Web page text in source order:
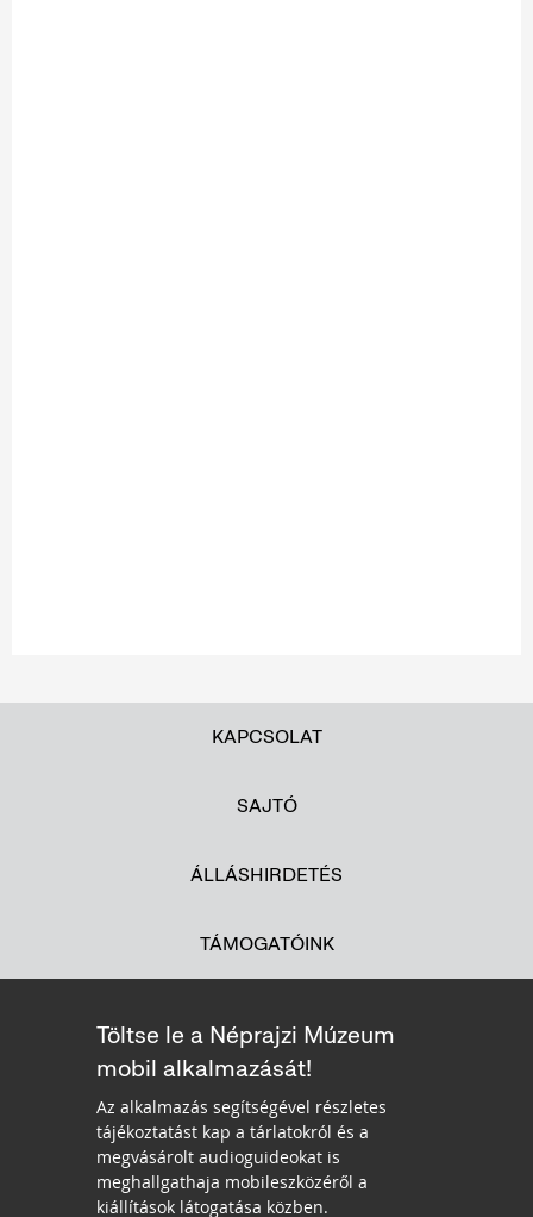
KAPCSOLAT
SAJTÓ
ÁLLÁSHIRDETÉS
TÁMOGATÓINK
Töltse le a Néprajzi Múzeum
mobil alkalmazását!
Az alkalmazás segítségével részletes
tájékoztatást kap a tárlatokról és a
megvásárolt audioguideokat is
meghallgathaja mobileszközéről a
kiállítások látogatása közben.